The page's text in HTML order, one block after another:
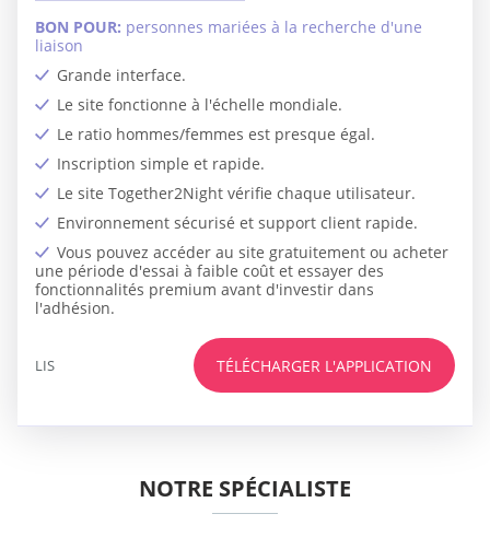
Grande interface.
Le site fonctionne à l'échelle mondiale.
Le ratio hommes/femmes est presque égal.
Inscription simple et rapide.
Le site Together2Night vérifie chaque utilisateur.
Environnement sécurisé et support client rapide.
Vous pouvez accéder au site gratuitement ou acheter
une période d'essai à faible coût et essayer des
fonctionnalités premium avant d'investir dans
l'adhésion.
BON POUR: personnes mariées à la recherche d'une
liaison
TÉLÉCHARGER L'APPLICATION
LIS
NOTRE SPÉCIALISTE